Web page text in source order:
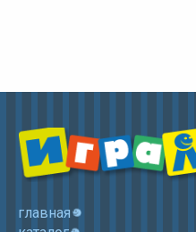
главная